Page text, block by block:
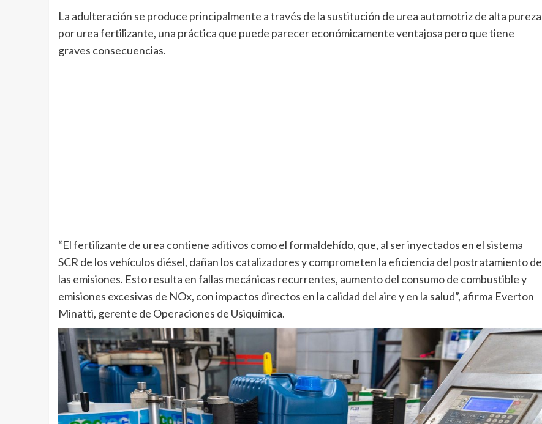
La adulteración se produce principalmente a través de la sustitución de urea automotriz de alta pureza
por urea fertilizante, una práctica que puede parecer económicamente ventajosa pero que tiene
graves consecuencias.
“El fertilizante de urea contiene aditivos como el formaldehído, que, al ser inyectados en el sistema
SCR de los vehículos diésel, dañan los catalizadores y comprometen la eficiencia del postratamiento de
las emisiones. Esto resulta en fallas mecánicas recurrentes, aumento del consumo de combustible y
emisiones excesivas de NOx, con impactos directos en la calidad del aire y en la salud”, afirma Everton
Minatti, gerente de Operaciones de Usiquímica.